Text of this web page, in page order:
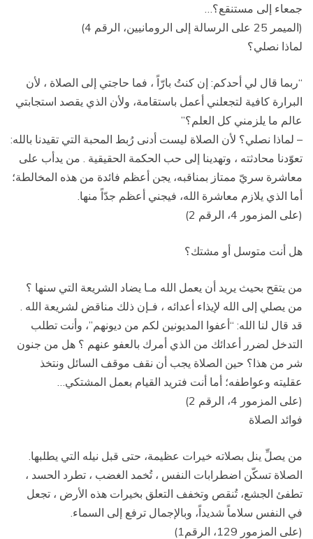
جمعاء إلى مستنقع؟…
(الميمر 25 على الرسالة إلى الرومانيين، الرقم 4)
لماذا نصلي؟
“ربما قال لي أحدكم: إن كنتُ بارّاً ، فما حاجتي إلى الصلاة ، لأن
البرارة كافية لتجعلني أعمل باستقامة، ولأن الذي يقصد استجابتي
عالم ما يلزمني كل العلم؟”
– لماذا نصلي؟ لأن الصلاة ليست أدنى رُبط المحبة التي تقيدنا بالله:
تعوّدنا محادثته ، وتهدينا إلى حب الحكمة الحقيقية . من يدأب على
معاشرة سريّ ممتاز بمناقبه، يجن أعظم فائدة من هذه المخالطة؛
أما الذي يلازم معاشرة الله، فيجني أعظم جدّاً منها.
(على المزمور 4، الرقم 2)
هل أنت متوسل أو مشتك؟
من يتقح بحيث يريد أن يعمل الله مـا يضاد الشريعة التي سنها ؟
من يصلي إلى الله لإيذاء أعدائه ، فـإن ذلك مناقض لشريعة الله .
قد قال لنا الله: “أعفوا المديونين لكم من ديونهم”، وأنت تطلب
التدخل لضرر أعدائك من الذي أمرك بالعفو عنهم ؟ هل من جنون
شر من هذا؟ حين الصلاة يجب أن نقف موقف السائل ونتخذ
عقليته وعواطفه؛ أما أنت فتريد القيام بعمل المشتكي…
(على المزمور 4، الرقم 2)
فوائد الصلاة
من يصلِّ ينل بصلاته خيرات عظيمة، حتى قبل نيله التي يطلبها.
الصلاة تسكّن اضطرابات النفس ، تُخمد الغضب ، تطرد الحسد ،
تطفئ الجشع، تُنقص وتخفف التعلق بخيرات هذه الأرض ، تجعل
في النفس سلاماً شديداً، وبالإجمال ترفع إلى السماء.
(على المزمور 129، الرقم1)